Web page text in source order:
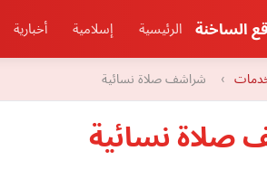
الساخنة الرئيسية إسلامية أخبارية
› شراشف صلاة نسائية
صلاة نسائية